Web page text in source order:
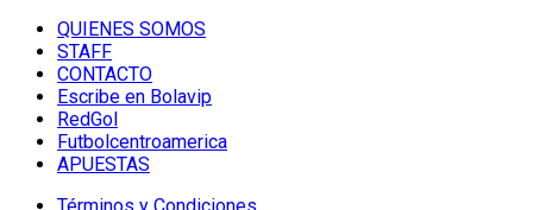
QUIENES SOMOS
STAFF
CONTACTO
Escribe en Bolavip
RedGol
Futbolcentroamerica
APUESTAS